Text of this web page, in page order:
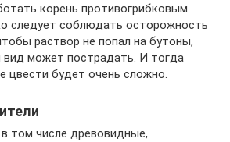
корень противогрибковым
следует соблюдать осторожность
раствор не попал на бутоны,
вид может пострадать. И тогда
цвести будет очень сложно.
том числе древовидные,